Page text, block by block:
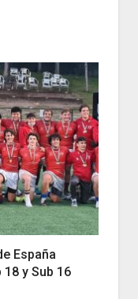
España
y Sub 16